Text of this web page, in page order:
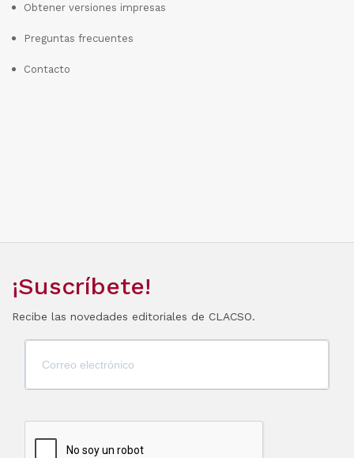
Obtener versiones impresas
Preguntas frecuentes
Contacto
¡Suscríbete!
Recibe las novedades editoriales de CLACSO.